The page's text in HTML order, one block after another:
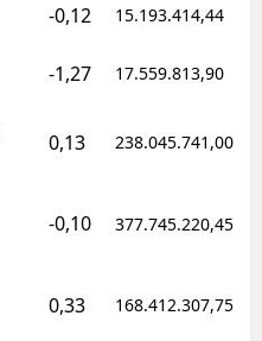
Batman
-0,12 15.193.414,44
-1,27 17.559.813,90
0,13 238.045.741,00
-0,10 377.745.220,45
0,33 168.412.307,75